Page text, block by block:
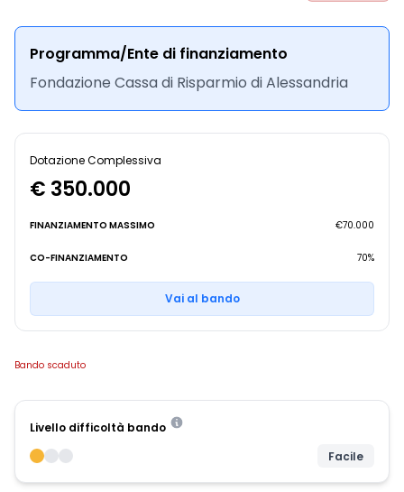
Programma/Ente di finanziamento
Fondazione Cassa di Risparmio di Alessandria
Dotazione Complessiva
€ 350.000
FINANZIAMENTO MASSIMO €70.000
CO-FINANZIAMENTO 70%
Vai al bando
Bando scaduto
Livello difficoltà bando
Facile